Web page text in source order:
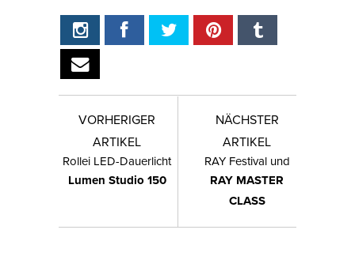
VORHERIGER
ARTIKEL
Rollei LED-Dauerlicht
Lumen Studio 150
NÄCHSTER
ARTIKEL
RAY Festival und
RAY MASTER
CLASS